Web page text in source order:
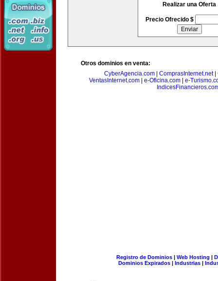
Realizar una Oferta
Precio Ofrecido $
Otros dominios en venta:
CyberAgencia.com| ComprasInternet.net|
VentasInternet.com
e-Oficina.com
e-
Registro de Dominios| Web Hosting |
Dominios Expirados | Industrias |